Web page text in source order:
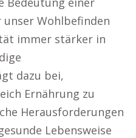
Wohlbefinden
immer stärker in
dazu bei,
Ernährung zu
Herausforderungen
Lebensweise